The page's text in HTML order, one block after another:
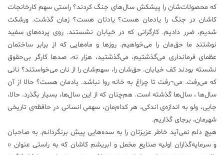
که محصولات‌شان را پیشکش سال‌های جنگ کردند؟ راستی سهم کارخانجات
کاشان در جنگ را یادمان هست؟ یادتان هست؟ زمان گذشت. ورشکت
شدیم، ضرر دادیم. کارگرانی که در خیابان نشستند. روی پرده‌های سفید
نوشتند ما حق‌مان را می‌خواهیم. روزها و ماه‌هایی که از برابر ساختمان
عظمای فرمانداری می‌گذشتیم، می‌گذشتید، هزار نه، صدها کارگر بی‌حقوق
نشسته بودند کف خیابان. حق‌شان را، سهم‌شان را از نان می‌خواستند؟ نانی
که می‌رفت. می¬رفت تا چراغ به خانه روا نباشد. یادمان هست؟ حالا از آن
سال‌ها ، سال‌ها گذشته است. هم‌چنان که از این سال‌ها، بسیار بگذرد. حالا،
جایی، ولو به اندازه‌ی اندکی، هر کدام‌مان، سهمی انسانی در حافظه‌ی تاریخی
شهرمان، برجای گذاریم.
هیچ دلم نمی‌آید خاطر عزیزتان را به سده‌هایی پیش برنگردانم. به صاحبان
و سرمایه‌گذاران اولیه صنایع مخمل و ابریشم کاشان که به راستی عنوان «